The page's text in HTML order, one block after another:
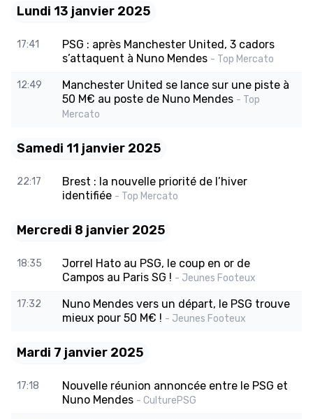
Lundi 13 janvier 2025
17:41
PSG : après Manchester United, 3 cadors
s’attaquent à Nuno Mendes - Top Mercato
12:49
Manchester United se lance sur une piste à
50 M€ au poste de Nuno Mendes - Top
Mercato
Samedi 11 janvier 2025
22:17
Brest : la nouvelle priorité de l’hiver
identifiée - Top Mercato
Mercredi 8 janvier 2025
18:35
Jorrel Hato au PSG, le coup en or de
Campos au Paris SG ! - Jeunes Footeux
17:32
Nuno Mendes vers un départ, le PSG trouve
mieux pour 50 M€ ! - Jeunes Footeux
Mardi 7 janvier 2025
17:18
Nouvelle réunion annoncée entre le PSG et
Nuno Mendes - CulturePSG